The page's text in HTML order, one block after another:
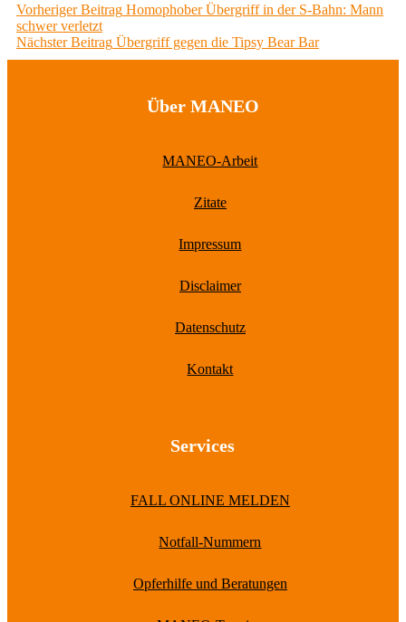
Beitragsnavigation
Vorheriger Beitrag Previous
Homophober Übergriff in der S-Bahn: Mann
schwer verletzt
Nächster Beitrag Next
post:
Übergriff gegen die Tipsy Bear Bar
Über MANEO
MANEO-Arbeit
Zitate
Impressum
Disclaimer
Datenschutz
Kontakt
Services
FALL ONLINE MELDEN
Notfall-Nummern
Opferhilfe und Beratungen